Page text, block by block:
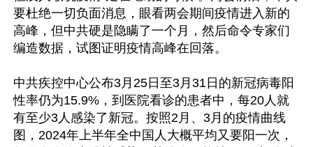
要杜绝一切负面消息，眼看两会期间疫情进入新的
高峰，但中共硬是隐瞒了一个月，然后命令专家们
编造数据，试图证明疫情高峰在回落。
中共疾控中心公布3月25日至3月31日的新冠病毒阳
性率仍为15.9%，到医院看诊的患者中，每20人就
有至少3人感染了新冠。按照2月、3月的疫情曲线
图，2024年上半年全中国人大概平均又要阳一次，